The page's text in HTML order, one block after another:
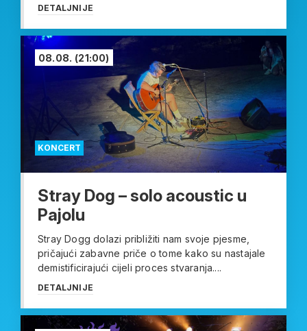
DETALJNIJE
KONCERT
08.08. (21:00)
Stray Dog – solo acoustic u
Pajolu
Stray Dogg dolazi približiti nam svoje pjesme,
pričajući zabavne priče o tome kako su nastajale
demistificirajući cijeli proces stvaranja....
DETALJNIJE